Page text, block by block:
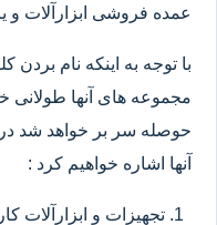
عمده فروشی ابزارآلات و
با توجه به اینکه نام بردن
مجموعه های آنها طولانی
حوصله سر بر خواهد شد
آنها اشاره خواهیم کرد :
تجهیزات و ابزارآلات